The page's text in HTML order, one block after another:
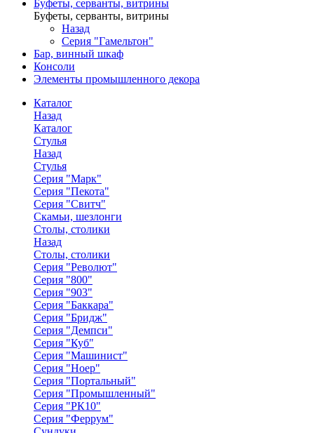
Буфеты, серванты, витрины
Буфеты, серванты, витрины
Назад
Серия "Гамельтон"
Бар, винный шкаф
Консоли
Элементы промышленного декора
Каталог
Назад
Каталог
Стулья
Назад
Стулья
Серия "Марк"
Серия "Пекота"
Серия "Свитч"
Скамьи, шезлонги
Столы, столики
Назад
Столы, столики
Серия "Револют"
Серия "800"
Серия "903"
Серия "Баккара"
Серия "Бридж"
Серия "Демпси"
Серия "Куб"
Серия "Машинист"
Серия "Ноер"
Серия "Портальный"
Серия "Промышленный"
Серия "РК10"
Серия "Феррум"